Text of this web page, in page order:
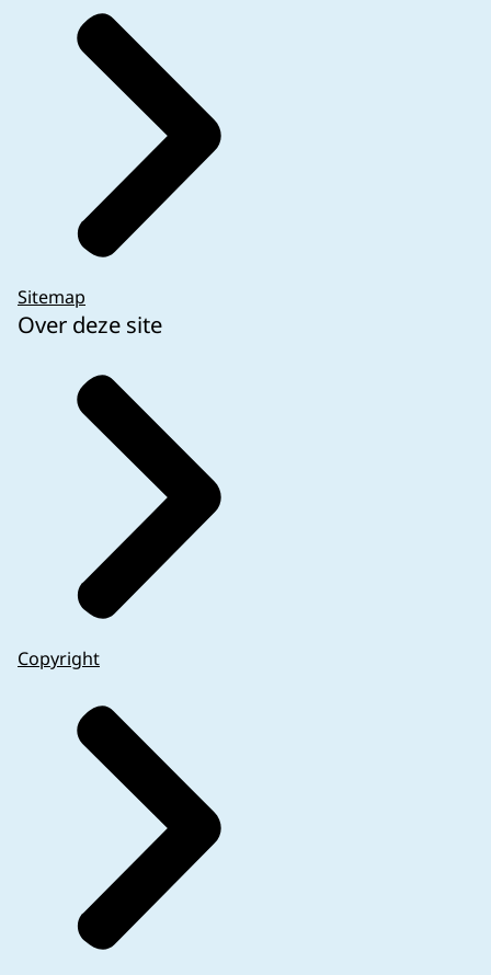
Sitemap
Over deze site
Copyright